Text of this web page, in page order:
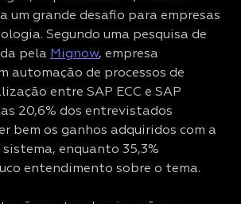
um grande desafio para empresas
Segundo uma pesquisa de
pela Mignow, empresa
automação de processos de
entre SAP ECC e SAP
20,6% dos entrevistados
bem os ganhos adquiridos com a
enquanto 35,3%
entendimento sobre o tema.